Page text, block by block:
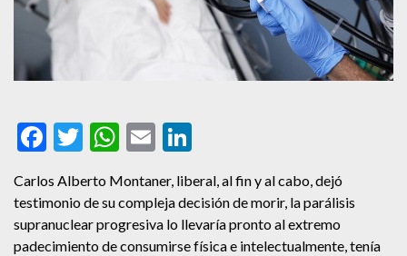
Facebook
Twitter
WhatsApp
Email
Carlos Alberto Montaner, liberal, al fin y al cabo, dejó
testimonio de su compleja decisión de morir, la parálisis
supranuclear progresiva lo llevaría pronto al extremo
padecimiento de consumirse física e intelectualmente, tenía